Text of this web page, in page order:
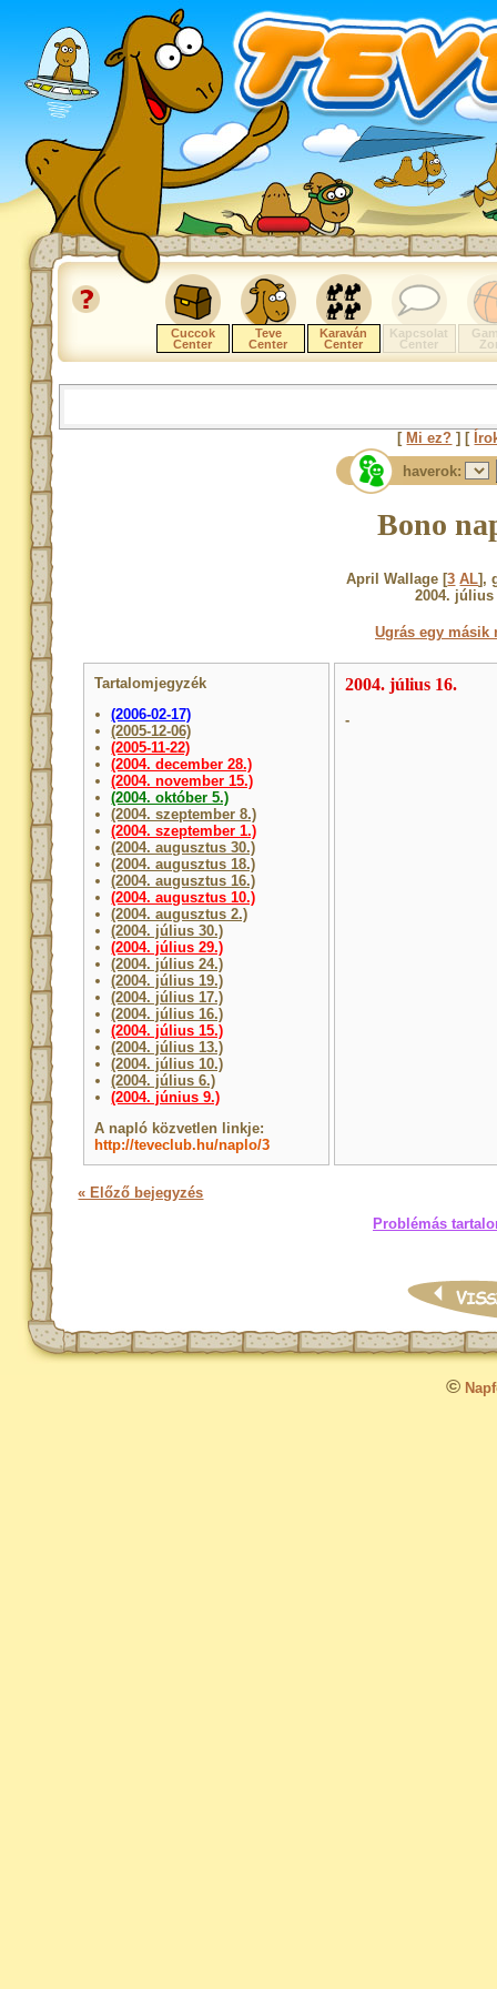
Cuccok
Center
Teve
Center
Karaván
Center
Kapcsolat
Center
[ Mi ez? ] [
haverok:
Bono
April Wallage [3 AL],
2004. július
Ugrás egy másik
Tartalomjegyzék
(2006-02-17)
(2005-12-06)
(2005-11-22)
(2004. december 28.)
(2004. november 15.)
(2004. október 5.)
(2004. szeptember 8.)
(2004. szeptember 1.)
(2004. augusztus 30.)
(2004. augusztus 18.)
(2004. augusztus 16.)
(2004. augusztus 10.)
(2004. augusztus 2.)
(2004. július 30.)
(2004. július 29.)
(2004. július 24.)
(2004. július 19.)
(2004. július 17.)
(2004. július 16.)
(2004. július 15.)
(2004. július 13.)
(2004. július 10.)
(2004. július 6.)
(2004. június 9.)
A napló közvetlen linkje:
http://teveclub.hu/naplo/3
2004. július 16.
-
« Előző bejegyzés
Problémás
©